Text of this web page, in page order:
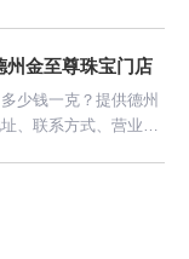
州金至尊珠宝门店
少钱一克？提供德州
、联系方式、营业时